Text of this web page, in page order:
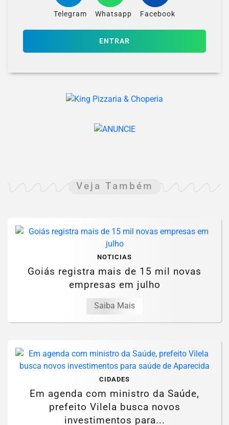
Telegram Whatsapp Facebook
ENTRAR
Veja Também
NOTICIAS
Goiás registra mais de 15 mil novas
empresas em julho
Saiba Mais
CIDADES
Em agenda com ministro da Saúde,
prefeito Vilela busca novos
investimentos para...